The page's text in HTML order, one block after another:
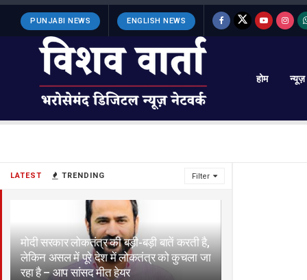
LATEST TRENDING Filter
मोदी सरकार लोकतंत्र की बड़ी-बड़ी बातें करती है,
लेकिन असल में पूरे देश में लोकतंत्र को कुचला जा
रहा है – आप सांसद मीत हेयर
PUNJABI NEWS ENGLISH NEWS
होम न्यूज़